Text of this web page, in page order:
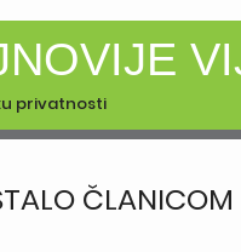
privatnosti